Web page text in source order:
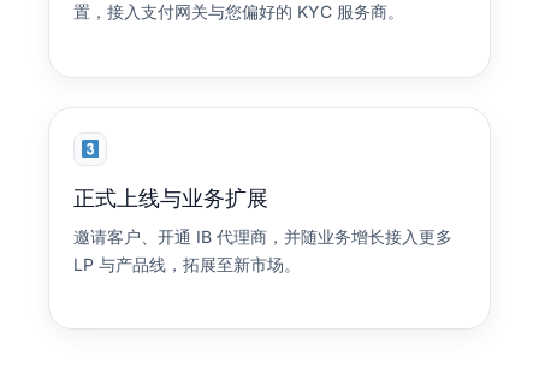
置，接入支付网关与您偏好的 KYC 服务商。
正式上线与业务扩展
邀请客户、开通 IB 代理商，并随业务增长接入更多
LP 与产品线，拓展至新市场。